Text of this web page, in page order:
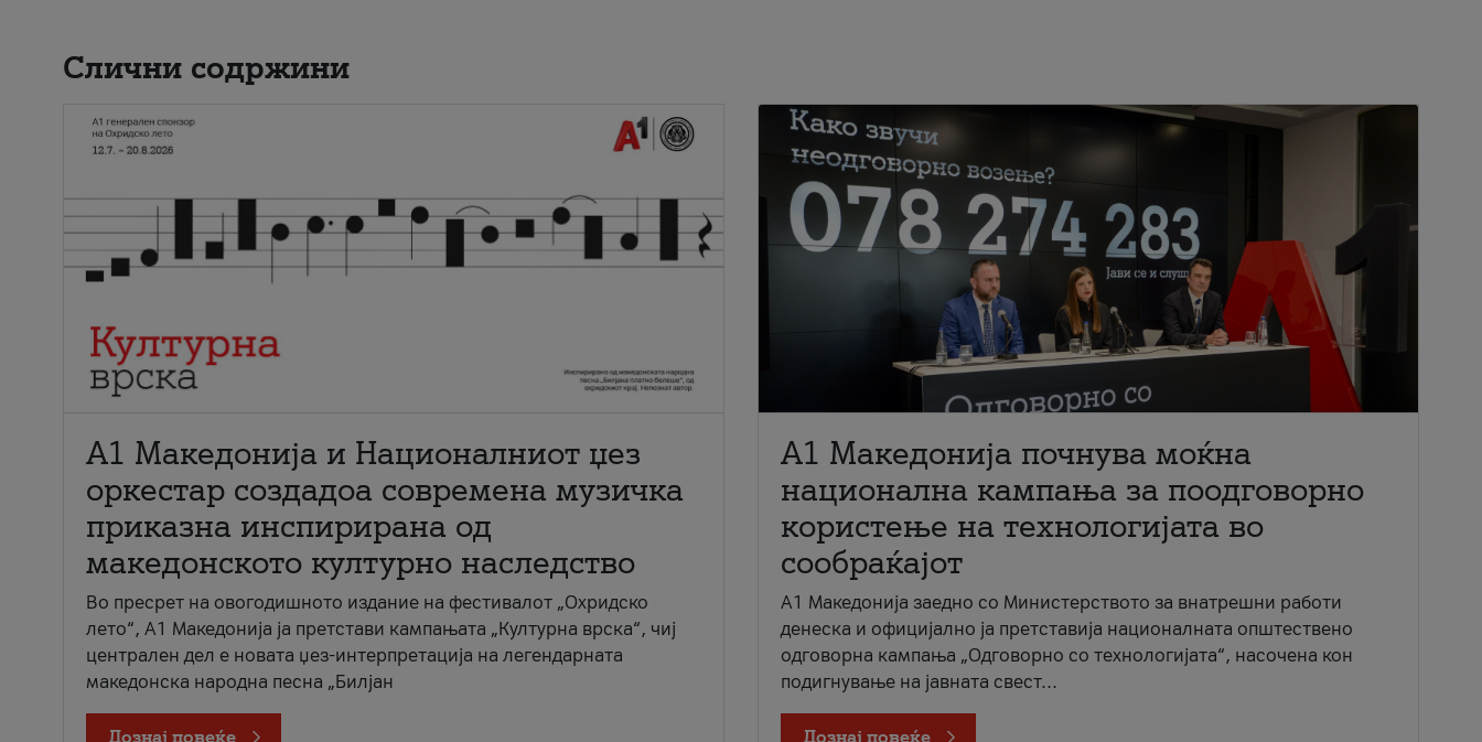
Слични содржини
А1 Македонија и Националниот џез
оркестар создадоа современа музичка
приказна инспирирана од
македонското културно наследство
Во пресрет на овогодишното издание на фестивалот „Охридско
лето“, А1 Македонија ја претстави кампањата „Културна врска“, чиј
централен дел е новата џез-интерпретација на легендарната
македонска народна песна „Билјан
Дознај повеќе
A1 Македонија почнува моќна
национална кампања за поодговорно
користење на технологијата во
сообраќајот
A1 Македонија заедно со Министерството за внатрешни работи
денеска и официјално ја претставија националната општествено
одговорна кампања „Одговорно со технологијата“, насочена кон
подигнување на јавната свест...
Дознај повеќе